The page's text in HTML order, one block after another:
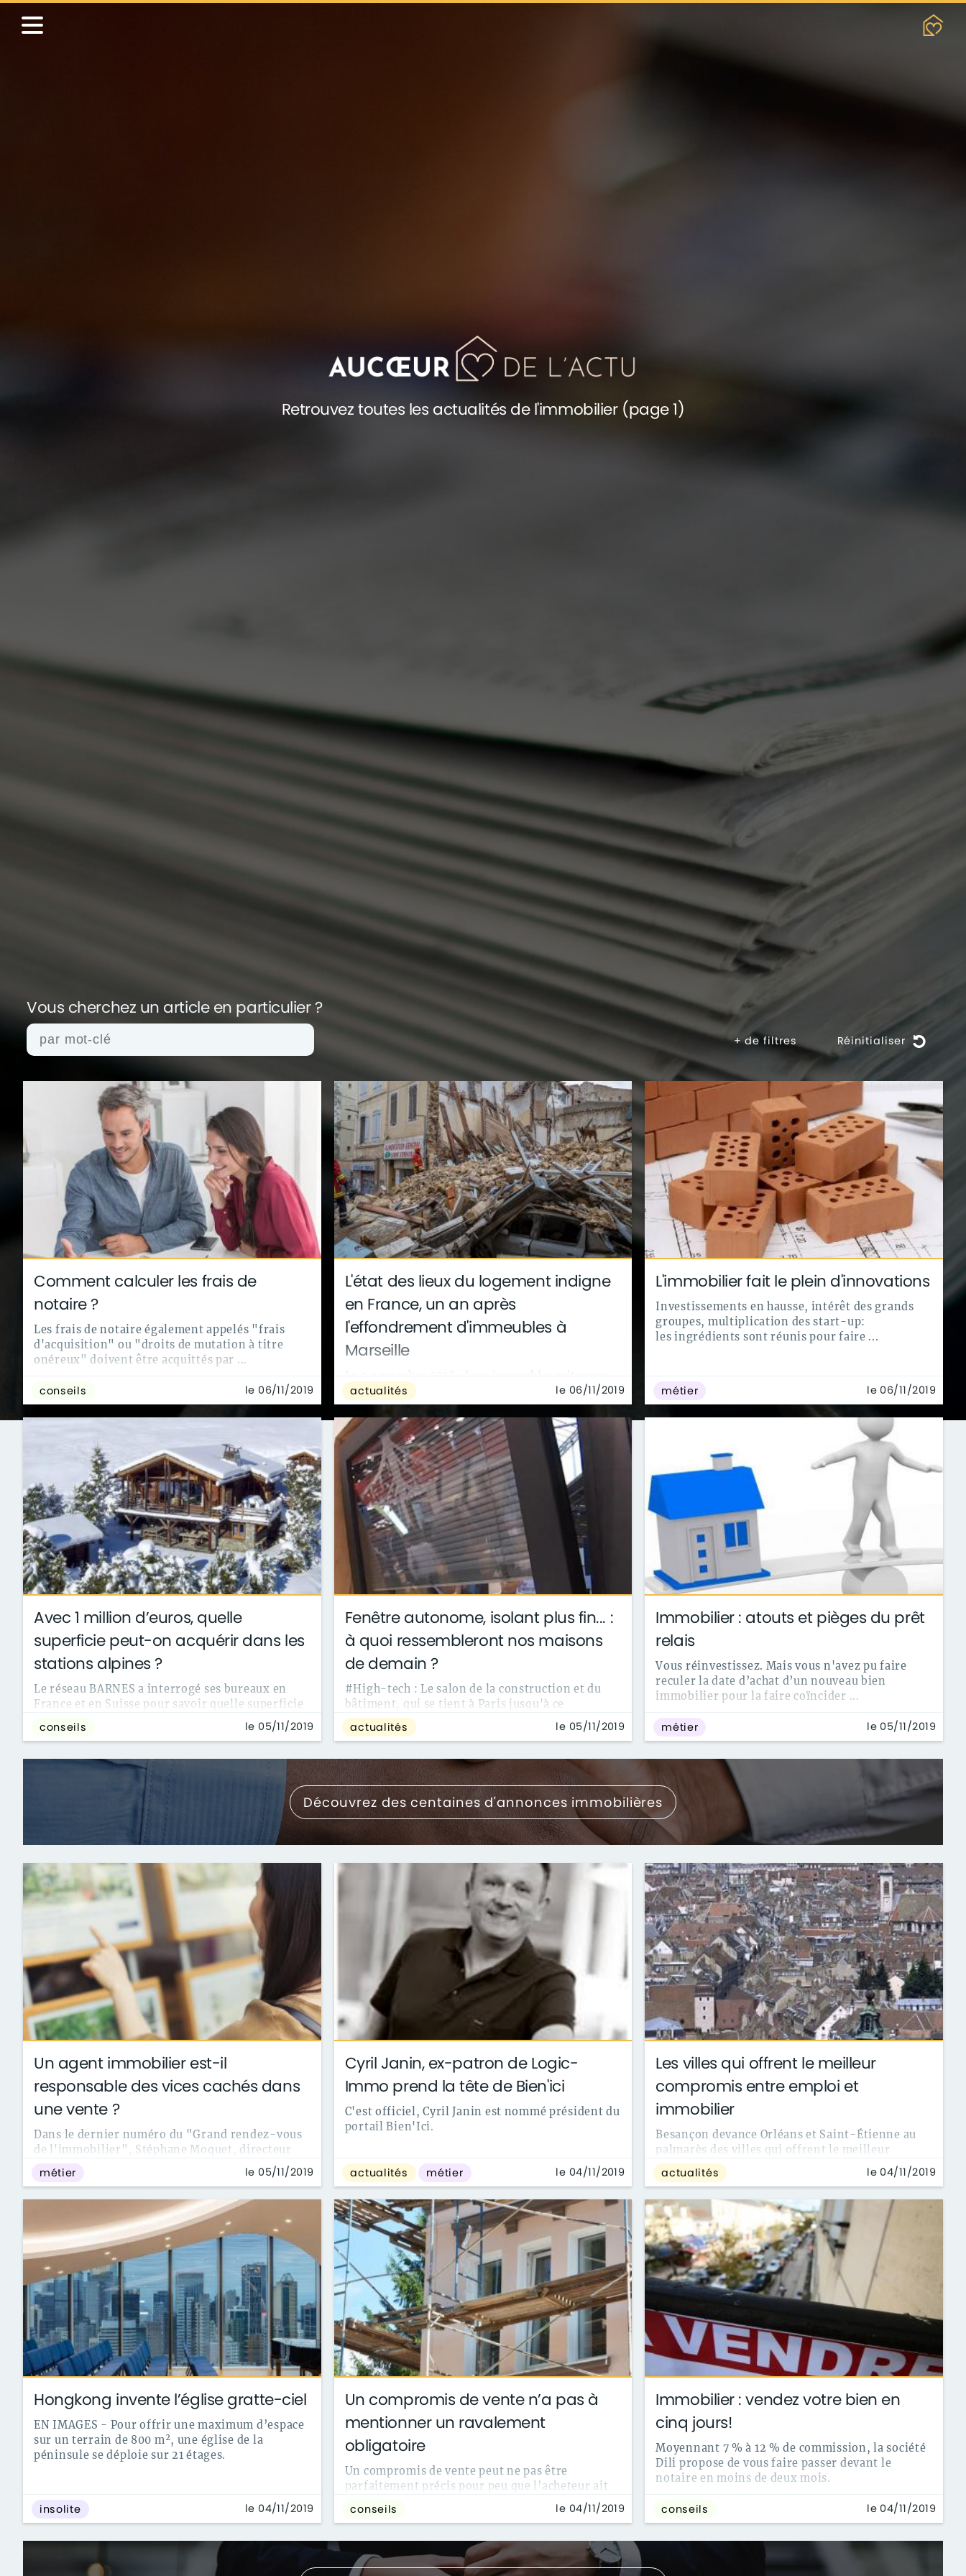
Retrouvez toutes les actualités de l'immobilier (page 1)
Vous cherchez un article en particulier ?
+de filtres Réinitialiser
actualités architecture archives
déco
gouvernement infographie insolite
métier
technologie
Comment calculer les frais de
notaire ?
Les frais de notaire également appelés "frais
d'acquisition" ou "droits de mutation à titre
onéreux" doivent être acquittés par ...
conseils le 06/11/2019
L'état des lieux du logement indigne
en France, un an après
l'effondrement d'immeubles à
Marseille
s'effondrent à Marseille. Un troisième, muré,
tombe quelques heures plus tard. Des drames ...
actualités le 06/11/2019
L'immobilier fait le plein d'innovations
Investissements en hausse, intérêt des grands
groupes, multiplication des start-up:
les ingrédients sont réunis pour faire ...
métier le 06/11/2019
Avec 1 million d’euros, quelle
superficie peut-on acquérir dans les
stations alpines ?
Le réseau BARNES a interrogé ses bureaux en
France et en Suisse pour savoir quelle superficie
conseils le 05/11/2019
Fenêtre autonome, isolant plus fin... :
à quoi ressembleront nos maisons
de demain ?
#High-tech : Le salon de la construction et du
bâtiment, qui se tient à Paris jusqu'à ce
vendredi, est l’occasion de découvrir des ...
actualités le 05/11/2019
Immobilier : atouts et pièges du prêt
relais
Vous réinvestissez. Mais vous n'avez pu faire
reculer la date d’achat d’un nouveau bien
immobilier pour la faire coïncider ...
métier le 05/11/2019
Découvrez des centaines d'annonces immobilières
Un agent immobilier est-il
responsable des vices cachés dans
une vente ?
Dans le dernier numéro du "Grand rendez-vous
de l'immobilier", Stéphane Moquet, directeur
général du réseau Orpi fait les ...
métier le 05/11/2019
Cyril Janin, ex-patron de Logic-
Immo prend la tête de Bien'ici
C'est officiel, Cyril Janin est nommé président du
portail Bien'Ici.
actualités métier le 04/11/2019
Les villes qui offrent le meilleur
compromis entre emploi et
immobilier
Besançon devance Orléans et Saint-Étienne au
palmarès des villes qui offrent le meilleur
compromis entre accessibilité à l’emploi...
actualités le 04/11/2019
Hongkong invente l’église gratte-ciel
EN IMAGES - Pour offrir une maximum d’espace
sur un terrain de 800 m², une église de la
péninsule se déploie sur 21 étages.
insolite le 04/11/2019
Un compromis de vente n’a pas à
mentionner un ravalement
obligatoire
Un compromis de vente peut ne pas être
parfaitement précis pour peu que l’acheteur ait
conseils le 04/11/2019
Immobilier : vendez votre bien en
cinq jours!
Moyennant 7 % à 12 % de commission, la société
Dili propose de vous faire passer devant le
notaire en moins de deux mois.
conseils le 04/11/2019